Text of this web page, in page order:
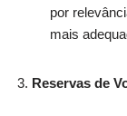
por
mais
Reservas de